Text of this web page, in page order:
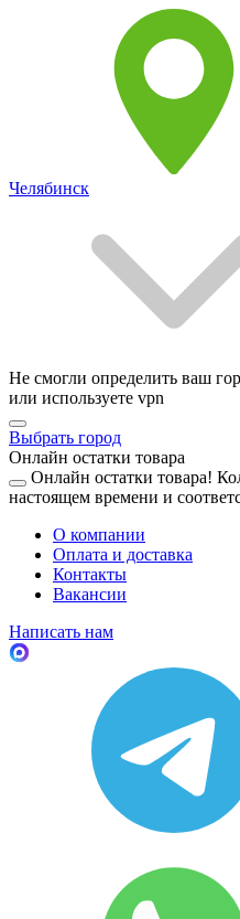
Челябинск
Не смогли определить ваш
или используете vpn
Выбрать город
Онлайн остатки товара
Онлайн остатки товара!
настоящем времени и
О компании
Оплата и доставка
Контакты
Вакансии
Написать нам